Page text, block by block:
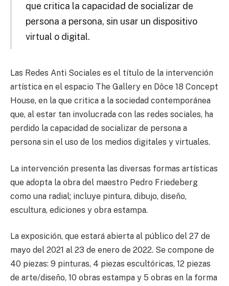
que critica la capacidad de socializar de
persona a persona, sin usar un dispositivo
virtual o digital.
Las Redes Anti Sociales es el título de la intervención
artística en el espacio The Gallery en Dôce 18 Concept
House, en la que critica a la sociedad contemporánea
que, al estar tan involucrada con las redes sociales, ha
perdido la capacidad de socializar de persona a
persona sin el uso de los medios digitales y virtuales.
La intervención presenta las diversas formas artísticas
que adopta la obra del maestro Pedro Friedeberg
como una radial; incluye pintura, dibujo, diseño,
escultura, ediciones y obra estampa.
La exposición, que estará abierta al público del 27 de
mayo del 2021 al 23 de enero de 2022. Se compone de
40 piezas: 9 pinturas, 4 piezas escultóricas, 12 piezas
de arte/diseño, 10 obras estampa y 5 obras en la forma